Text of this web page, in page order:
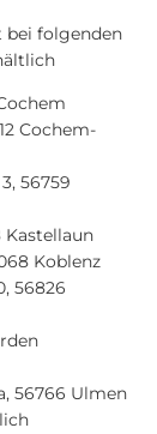
bei folgenden
Cochem-
56759
Kastellaun
Koblenz
56826
56766 Ulmen